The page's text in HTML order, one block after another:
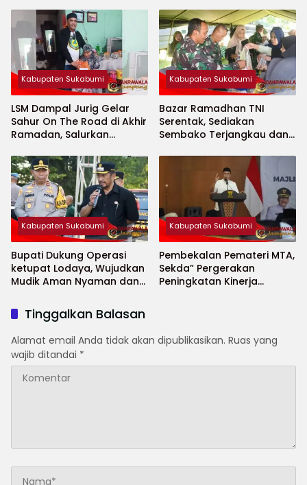
Kabupaten Sukabumi
LSM Dampal Jurig Gelar
Sahur On The Road di Akhir
Ramadan, Salurkan
Jompo dan Anak Yatim
Kabupaten Sukabumi
Bazar Ramadhan TNI
Serentak, Sediakan
Sembako Terjangkau dan
Kabupaten Sukabumi
Bupati Dukung Operasi
ketupat Lodaya, Wujudkan
Mudik Aman Nyaman dan
Kabupaten Sukabumi
Pembekalan Pemateri MTA,
Sekda” Pergerakan
Peningkatan Kinerja
Tinggalkan Balasan
Alamat email Anda tidak akan dipublikasikan. Ruas yang
wajib ditandai *